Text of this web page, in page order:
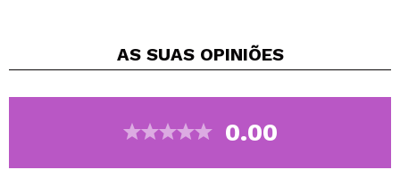
Com uma textura leve e transparente, este gel seca
que dura o dia todo.
ideal até mesmo para sobrancelhas densas ou
AS SUAS OPINIÕES
0.00